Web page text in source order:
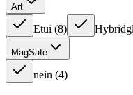
Art
Etui (8)
MagSafe
nein (4)